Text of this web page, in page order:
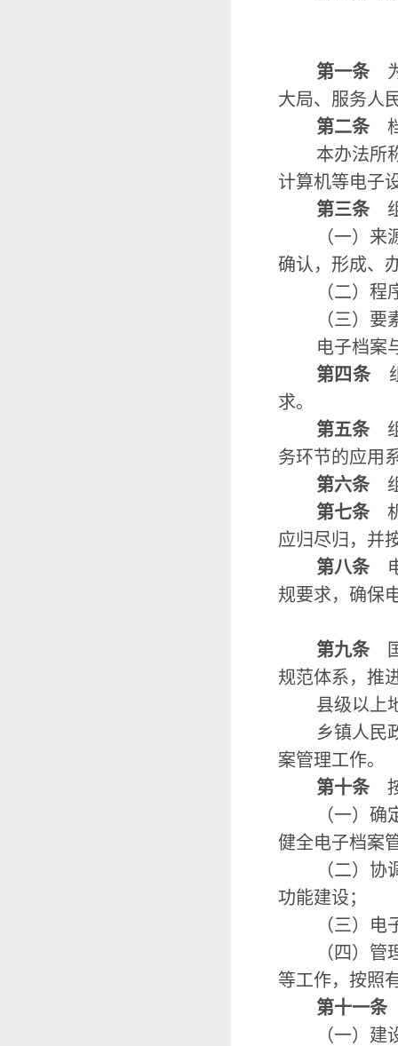
第一条
大局、服务人
第二条档
本办法所
计算机等电子
第三条
（一）
确认，形成、
（二）
（三）
电子档案
第四条
求。
第五条
务环节的应用
第六条
第七条机
应归尽归，并
第八条电
规要求，确保
第九条国
规范体系，推
县级以上
乡镇人民
案管理工作。
第十条
（一）
健全电子档案
（二）
功能建设；
（三）
（四）
等工作，按照
第十一条
（一）